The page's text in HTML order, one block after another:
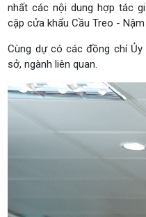
nhất các nội dung hợp tác
cặp cửa khẩu Cầu Treo - Nậm
Cùng dự có các đồng chí
sở, ngành liên quan.